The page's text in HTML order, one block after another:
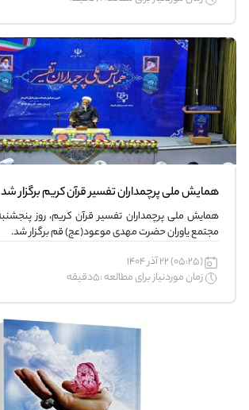
همایش ملی پرچمداران تفسیر قرآن کریم برگزار شد
مجتمع یاوران حضرت مهدی موعود(عج) قم برگزار شد.
(05:25) 22 آذر 1404
زمان موردنیاز برای مطالعه :5دقیقه